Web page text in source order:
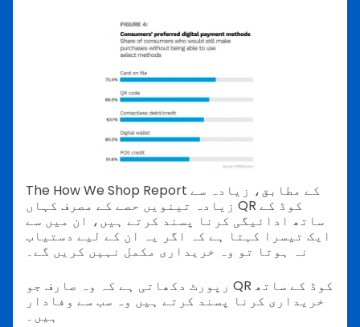
The How We Shop Report کے مطابق، زیادہ سے
زیادہ تینویں حصے کے مصرف کہاں QR کوڈ کے
ساتھ ادائیگی کرنا پسند کرتے ہیں، ان میں سے
ایک تیسرا کہتا ہے کہ اگر یہ ان کے لیے دستیاب
نہ ہوتا تو وہ خریداری مکمل نہیں کریں گے۔
رپورٹ دکھاتی ہے کہ وہ صارف جو QR کوڈ کے ساتھ
خریداری کرنا پسند کرتے ہیں وہ سب سے وفادار
ہیں۔